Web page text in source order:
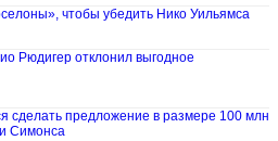
чтобы убедить Нико Уильямса
Рюдигер отклонил выгодное
сделать предложение в размере 100 млн
Симонса